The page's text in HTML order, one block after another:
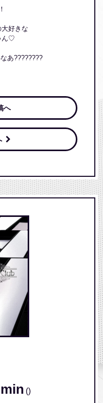
好きな
ん♡
あ????????
へ
()